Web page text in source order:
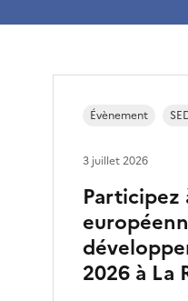
Participez
2026 à La
Évènement
3 juillet 2026